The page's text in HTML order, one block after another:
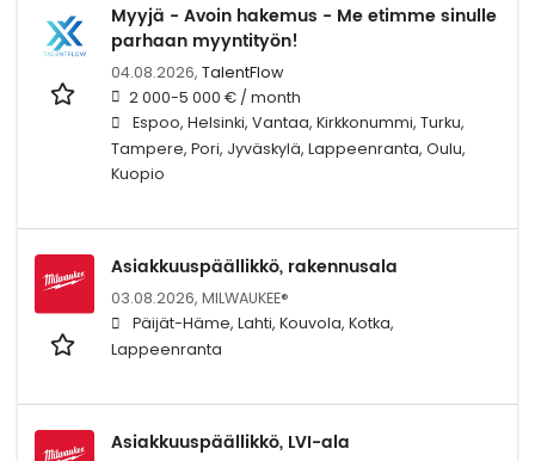
Myyjä - Avoin hakemus - Me etimme sinulle
parhaan myyntityön!
04.08.2026, TalentFlow
2 000-5 000 € / month
Espoo, Helsinki, Vantaa, Kirkkonummi, Turku,
Tampere, Pori, Jyväskylä, Lappeenranta, Oulu,
Kuopio
Asiakkuuspäällikkö, rakennusala
03.08.2026, MILWAUKEE®
Päijät-Häme, Lahti, Kouvola, Kotka,
Lappeenranta
Asiakkuuspäällikkö, LVI-ala